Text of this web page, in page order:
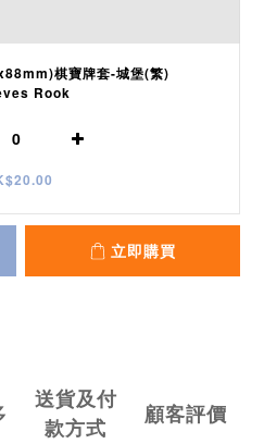
棋寶牌套-城堡(繁)
Rook
立即購買
送貨及付
款方式
顧客評價